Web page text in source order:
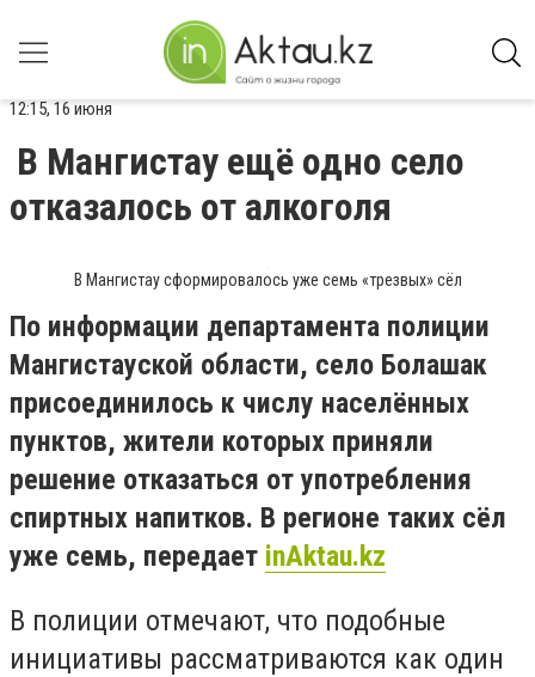
12:15, 16 июня
В Мангистау ещё одно село
отказалось от алкоголя
В Мангистау сформировалось уже семь «трезвых» сёл
По информации департамента полиции
Мангистауской области, село Болашак
присоединилось к числу населённых
пунктов, жители которых приняли
решение отказаться от употребления
спиртных напитков. В регионе таких сёл
уже семь, передает inAktau.kz
В полиции отмечают, что подобные
инициативы рассматриваются как один